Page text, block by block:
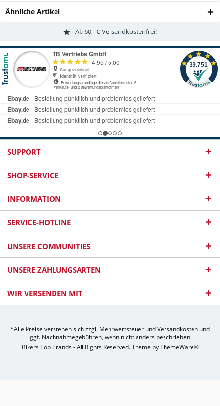
Ähnliche Artikel
Ab 60,- € Versandkostenfrei!
SUPPORT
SHOP-SERVICE
INFORMATION
SERVICE-HOTLINE
UNSERE COMMUNITIES
UNSERE ZAHLUNGSARTEN
WIR VERSENDEN MIT
*Alle Preise verstehen sich zzgl. Mehrwertsteuer undVersandkosten und
ggf. Nachnahmegebühren, wenn nicht anders beschrieben
Bikers Top Brands - All Rights Reserved. Theme byThemeWare®